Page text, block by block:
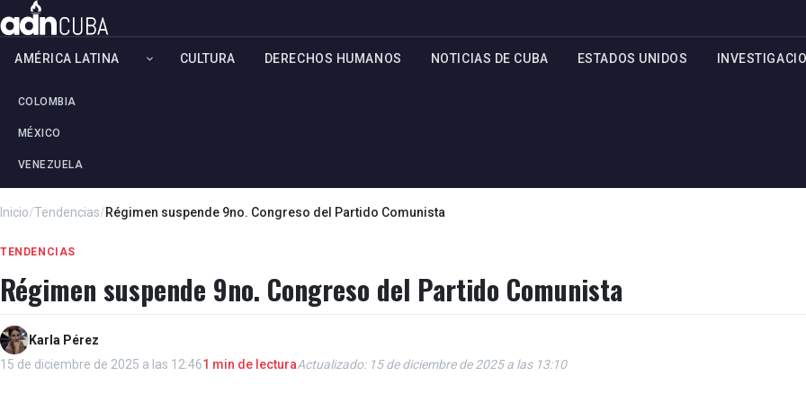
AMÉRICA LATINA
COLOMBIA
MÉXICO
VENEZUELA
CULTURA DERECHOS HUMANOS NOTICIAS DE CUBA ESTADOS UNIDOS
Inicio/Tendencias/Régimen suspende 9no. Congreso del Partido Comunista
TENDENCIAS
Régimen suspende 9no. Congreso del Partido Comunista
Karla Pérez
15 de diciembre de 2025 a las 12:461 min de lecturaActualizado: 15 de diciembre de 2025 a las 13:10